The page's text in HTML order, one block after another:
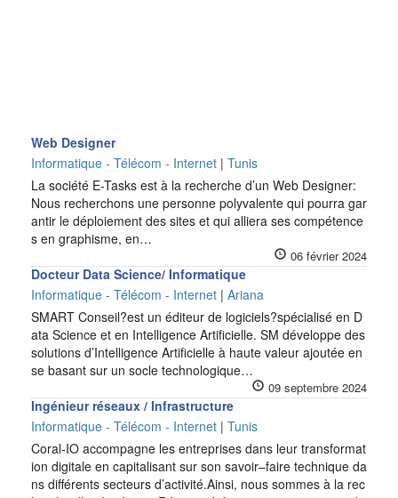
Web Designer
Informatique - Télécom - Internet | Tunis
La société E-Tasks est à la recherche d’un Web Designer:
Nous recherchons une personne polyvalente qui pourra gar
antir le déploiement des sites et qui alliera ses compétence
s en graphisme, en…
06 février 2024
Docteur Data Science/ Informatique
Informatique - Télécom - Internet | Ariana
SMART Conseil?est un éditeur de logiciels?spécialisé en D
ata Science et en Intelligence Artificielle. SM développe des
solutions d’Intelligence Artificielle à haute valeur ajoutée en
se basant sur un socle technologique…
09 septembre 2024
Ingénieur réseaux / Infrastructure
Informatique - Télécom - Internet | Tunis
Coral-IO accompagne les entreprises dans leur transformat
ion digitale en capitalisant sur son savoir–faire technique da
ns différents secteurs d’activité.Ainsi, nous sommes à la rec